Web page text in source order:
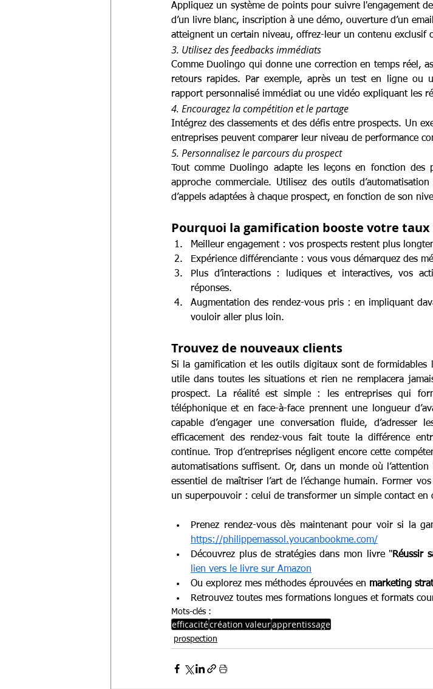
Appliquez un système de points pour suivre l'engagement
d’un livre blanc, inscription à une démo, ouverture d’un
atteignent un certain niveau, offrez-leur un contenu exclusif
3. Utilisez des feedbacks immédiats
Comme Duolingo qui donne une correction en temps réel,
retours rapides. Par exemple, après un test en ligne ou
rapport personnalisé immédiat ou une vidéo expliquant les
4. Encouragez la compétition et le partage
Intégrez des classements et des défis entre prospects. Un
entreprises peuvent comparer leur niveau de performance
5. Personnalisez le parcours du prospect
Tout comme Duolingo adapte les leçons en fonction des
approche commerciale. Utilisez des outils
d’appels adaptées à chaque prospect, en fonction de son
Pourquoi la gamification booste votre taux
Meilleur engagement : vos prospects restent plus
Expérience différenciante : vous vous démarquez des
Plus d’interactions : ludiques et interactives, vos
réponses.
Augmentation des rendez-vous pris : en impliquant
vouloir aller plus loin.
Trouvez de nouveaux clients
Si la gamification et les outils digitaux sont de formidables
utile dans toutes les situations et rien ne remplacera
prospect. La réalité est simple : les entreprises qui
téléphonique et en face-à-face prennent une longueur
capable d’engager une conversation fluide, d’adresser
efficacement des rendez-vous fait toute la différence
continue. Trop d’entreprises négligent encore cette
automatisations suffisent. Or, dans un monde où
essentiel de maîtriser l’art de l’échange humain. Former
un superpouvoir : celui de transformer un simple contact en
https://philippemassol.youcanbookme.com/
Découvrez plus de stratégies dans mon livre "Réussir
lien vers le livre sur Amazon
Ou explorez mes méthodes éprouvées en marketing
Retrouvez toutes mes formations longues et formats
Mots-clés :
efficacitécréation valeurapprentissage
prospection